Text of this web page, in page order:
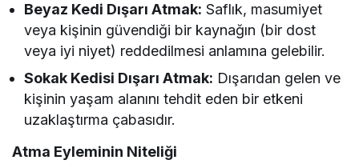
Beyaz Kedi Dışarı Atmak: Saflık, masumiyet
veya kişinin güvendiği bir kaynağın (bir dost
veya iyi niyet) reddedilmesi anlamına gelebilir.
Sokak Kedisi Dışarı Atmak: Dışarıdan gelen ve
kişinin yaşam alanını tehdit eden bir etkeni
uzaklaştırma çabasıdır.
Atma Eyleminin Niteliği